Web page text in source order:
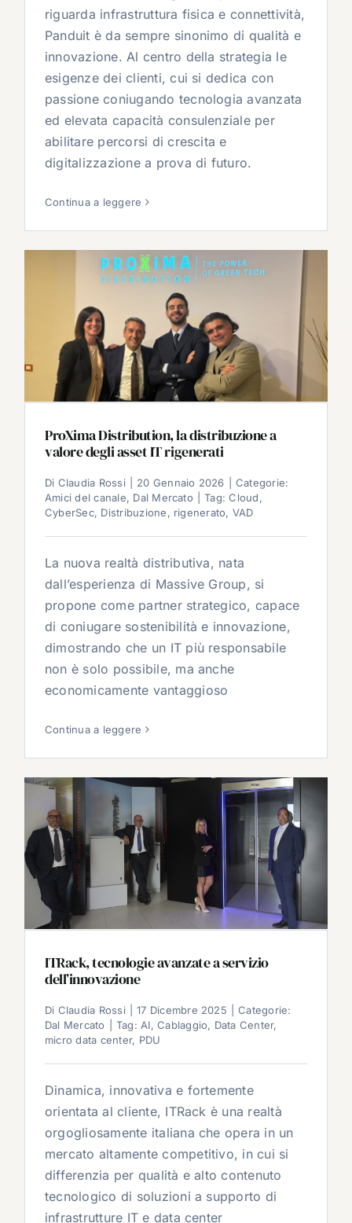
riguarda infrastruttura fisica e connettività,
Panduit è da sempre sinonimo di qualità e
innovazione. Al centro della strategia le
esigenze dei clienti, cui si dedica con
passione coniugando tecnologia avanzata
ed elevata capacità consulenziale per
abilitare percorsi di crescita e
digitalizzazione a prova di futuro.
Continua a leggere
ProXima Distribution, la distribuzione a
valore degli asset IT rigenerati
Di Claudia Rossi 20 Gennaio 2026
Categorie:
Amici del canale, Dal Mercato Tag:Cloud,
CyberSec, Distribuzione, rigenerato, VAD
La nuova realtà distributiva, nata
dall’esperienza di Massive Group, si
propone come partner strategico, capace
di coniugare sostenibilità e innovazione,
dimostrando che un IT più responsabile
non è solo possibile, ma anche
economicamente vantaggioso
Continua a leggere
ITRack, tecnologie avanzate a servizio
dell’innovazione
Di Claudia Rossi 17 Dicembre 2025
Categorie:
Dal Mercato
Tag: AI,Cablaggio, Data Center,
micro data center, PDU
Dinamica, innovativa e fortemente
orientata al cliente, ITRack è una realtà
orgogliosamente italiana che opera in un
mercato altamente competitivo, in cui si
differenzia per qualità e alto contenuto
tecnologico di soluzioni a supporto di
infrastrutture IT e data center